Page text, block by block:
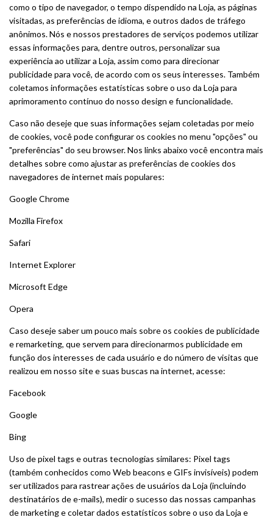
como o tipo de navegador, o tempo dispendido na Loja, as páginas
visitadas, as preferências de idioma, e outros dados de tráfego
anônimos. Nós e nossos prestadores de serviços podemos utilizar
essas informações para, dentre outros, personalizar sua
experiência ao utilizar a Loja, assim como para direcionar
publicidade para você, de acordo com os seus interesses. Também
coletamos informações estatísticas sobre o uso da Loja para
aprimoramento contínuo do nosso design e funcionalidade.
Caso não deseje que suas informações sejam coletadas por meio
de cookies, você pode configurar os cookies no menu "opções" ou
"preferências" do seu browser. Nos links abaixo você encontra mais
detalhes sobre como ajustar as preferências de cookies dos
navegadores de internet mais populares:
Google Chrome
Mozilla Firefox
Safari
Internet Explorer
Microsoft Edge
Opera
Caso deseje saber um pouco mais sobre os cookies de publicidade
e remarketing, que servem para direcionarmos publicidade em
função dos interesses de cada usuário e do número de visitas que
realizou em nosso site e suas buscas na internet, acesse:
Facebook
Google
Bing
Uso de pixel tags e outras tecnologias similares: Pixel tags
(também conhecidos como Web beacons e GIFs invisíveis) podem
ser utilizados para rastrear ações de usuários da Loja (incluindo
destinatários de e-mails), medir o sucesso das nossas campanhas
de marketing e coletar dados estatísticos sobre o uso da Loja e